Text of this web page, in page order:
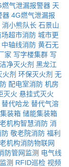
燃气泄漏报警器 天
器 4G燃气泄漏报
消小熊队长 石景山
场超市消防 城市更
中轴线消防 黄石无
家 写字楼集群 写
洁净灭火剂 黑龙江
火剂 环保灭火剂 无
配电室消防 机房
灭火 悬挂式灭火
替代哈龙 替代气溶
装箱 储能集装箱
机构智慧消防 消
防 敬老院消防 福利
机构消防物联网
防管网监测 电气线
测 RFID巡检 视频